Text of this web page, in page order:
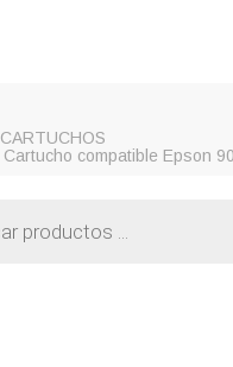
CARTUCHOS
Cartucho compatible Epson